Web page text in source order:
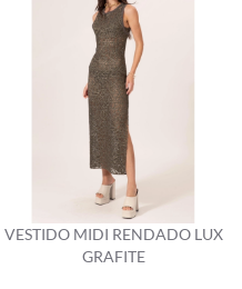
VESTIDO MIDI RENDADO LUX
GRAFITE